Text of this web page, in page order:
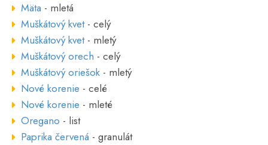
Mäta - mletá
Muškátový kvet- celý
Muškátový kvet- mletý
Muškátový orech - celý
Muškátový oriešok - mletý
Nové korenie - celé
Nové korenie - mleté
Oregano - list
Paprika červená - granulát